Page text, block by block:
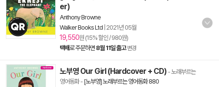
er)
Anthony Browne
Walker Books Ltd 2021년 05월
19,550원 (15% 할인 / 980원)
택배로 주문하면 8월 11일 출고 변경
노부영 Our Girl (Hardcover + CD) - 노래부르는
영어동화- [노부영] 노래부르는 영어동화 880